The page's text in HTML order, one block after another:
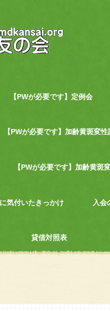
【PWが必要です】定例会
【PWが必要です】加齢黄斑変性
【PWが必要です】加齢黄斑
気付いたきっかけ 入会
貸借対照表